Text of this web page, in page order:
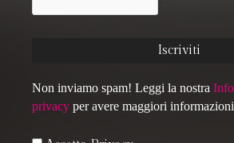
Non inviamo spam! Leggi la nostra
privacy per avere maggiori